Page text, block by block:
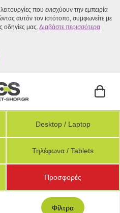
που ενισχύουν την εμπειρία
αυτόν τον ιστότοπο, συμφωνείτε με
οδηγίες μας.Διαβάστε περισσότερα
Desktop / Laptop
Τηλέφωνα / Tablets
Προσφορές
Φίλτρα